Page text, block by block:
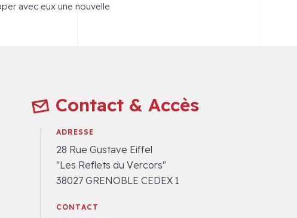
avec eux une nouvelle
Contact & Accès
ADRESSE
28 Rue Gustave Eiffel
"Les Reflets du Vercors"
38027 GRENOBLE CEDEX 1
CONTACT